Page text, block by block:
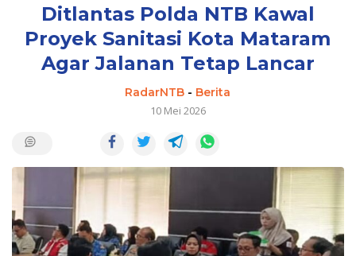
Ditlantas Polda NTB Kawal
Proyek Sanitasi Kota Mataram
Agar Jalanan Tetap Lancar
RadarNTB - Berita
10 Mei 2026